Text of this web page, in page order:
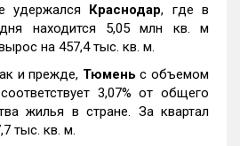
удержался Краснодар, где в
находится 5,05 млн кв. м
на 457,4 тыс. кв. м.
и прежде, Тюмень с объемом
3,07% от общего
жилья в стране. За квартал
тыс. кв. м.